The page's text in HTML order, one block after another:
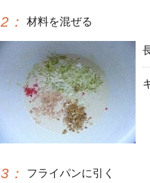
2 ： 材料を混ぜる
3 ： フライパンに引く